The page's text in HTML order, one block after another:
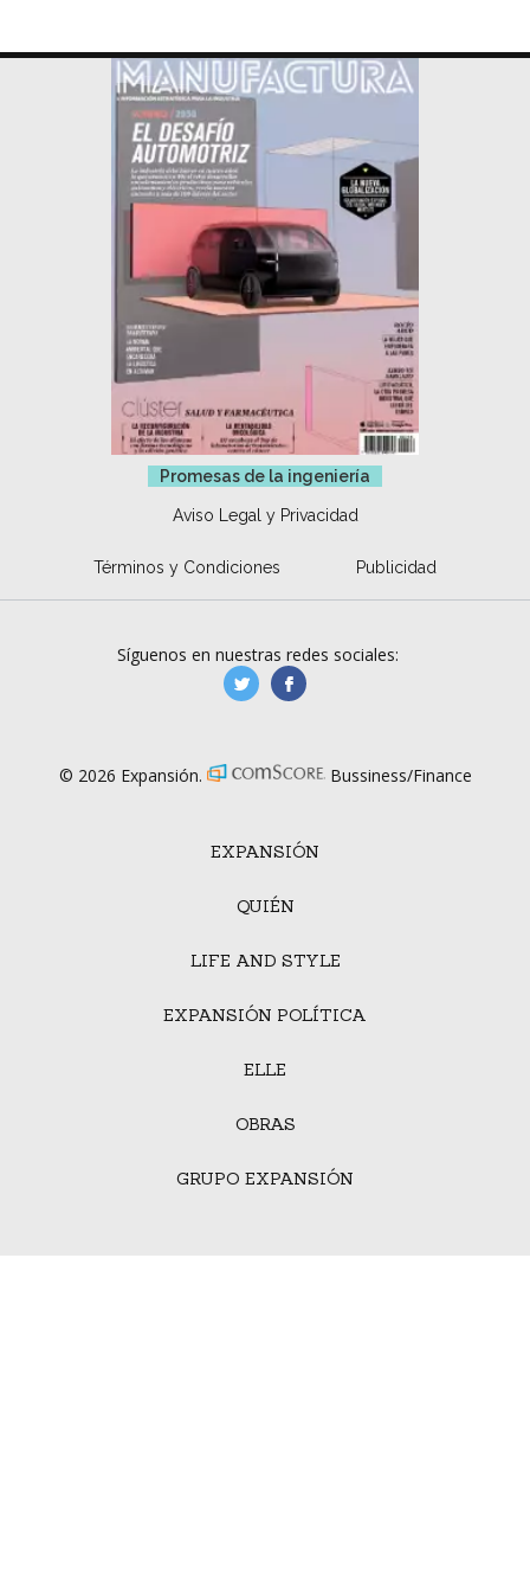
Promesas de la ingeniería
Aviso Legal y Privacidad
Términos y Condiciones Publicidad
EXPANSIÓN
QUIÉN
LIFE AND STYLE
EXPANSIÓN POLÍTICA
ELLE
OBRAS
GRUPO EXPANSIÓN
Síguenos en nuestras redes sociales:
manufacturaGE
© 2026 Expansión. Bussiness/Finance